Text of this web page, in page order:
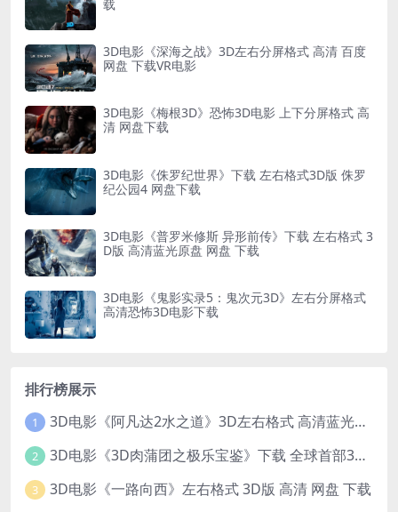
载
3D电影《深海之战》3D左右分屏格式 高清 百度
网盘 下载VR电影
3D电影《梅根3D》恐怖3D电影 上下分屏格式 高
清 网盘下载
3D电影《侏罗纪世界》下载 左右格式3D版 侏罗
纪公园4 网盘下载
3D电影《普罗米修斯 异形前传》下载 左右格式 3
D版 高清蓝光原盘 网盘 下载
3D电影《鬼影实录5：鬼次元3D》左右分屏格式
高清恐怖3D电影下载
排行榜展示
1 3D电影《阿凡达2水之道》3D左右格式 高清蓝光原盘 网盘下载 中文配音 4K3DVR电影
2 3D电影《3D肉蒲团之极乐宝鉴》下载 全球首部3D限制级电影 网盘下载
3 3D电影《一路向西》左右格式 3D版 高清 网盘 下载